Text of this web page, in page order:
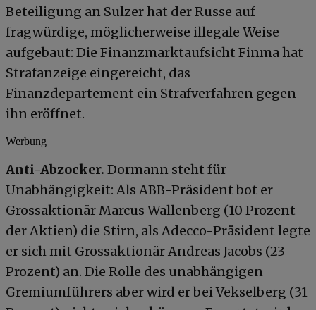
Beteiligung an Sulzer hat der Russe auf
fragwürdige, möglicherweise illegale Weise
aufgebaut: Die Finanzmarktaufsicht Finma hat
Strafanzeige eingereicht, das
Finanzdepartement ein Strafverfahren gegen
ihn eröffnet.
Werbung
Anti-Abzocker. Dormann steht für
Unabhängigkeit: Als ABB-Präsident bot er
Grossaktionär Marcus Wallenberg (10 Prozent
der Aktien) die Stirn, als Adecco-Präsident legte
er sich mit Grossaktionär Andreas Jacobs (23
Prozent) an. Die Rolle des unabhängigen
Gremiumführers aber wird er bei Vekselberg (31